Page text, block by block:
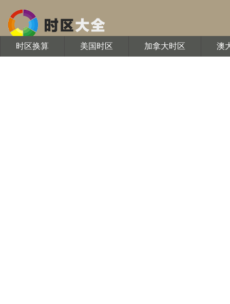
时区换算 美国时区 加拿大时区 澳